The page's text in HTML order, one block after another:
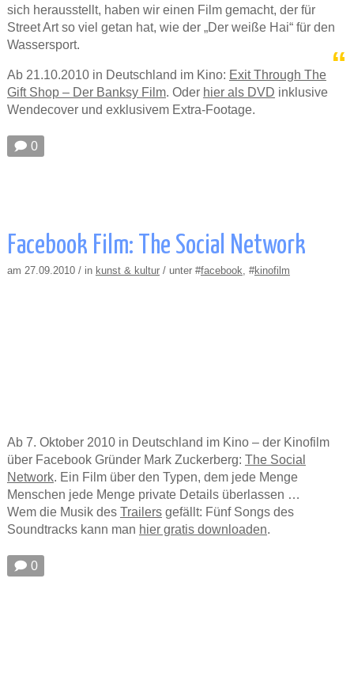
sich herausstellt, haben wir einen Film gemacht, der für
Street Art so viel getan hat, wie der „Der weiße Hai“ für den
Wassersport.
Ab 21.10.2010 in Deutschland im Kino: Exit Through The
Gift Shop – Der Banksy Film. Oder hier als DVD inklusive
Wendecover und exklusivem Extra-Footage.
🗩 0
Facebook Film: The Social Network
am 27.09.2010 / in kunst & kultur/ unter #facebook, #kinofilm
Ab 7. Oktober 2010 in Deutschland im Kino – der Kinofilm
über Facebook Gründer Mark Zuckerberg: The Social
Network. Ein Film über den Typen, dem jede Menge
Menschen jede Menge private Details überlassen …
Wem die Musik des Trailersgefällt: Fünf Songs des
Soundtracks kann man hier gratis downloaden.
🗩 0